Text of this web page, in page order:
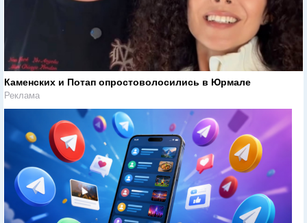
Каменских и Потап опростоволосились в Юрмале
Реклама